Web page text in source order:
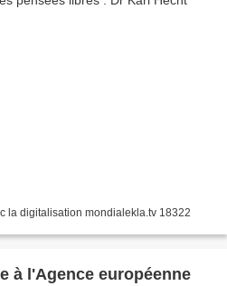
la digitalisation mondialekla.tv 18322
à l'Agence européenne